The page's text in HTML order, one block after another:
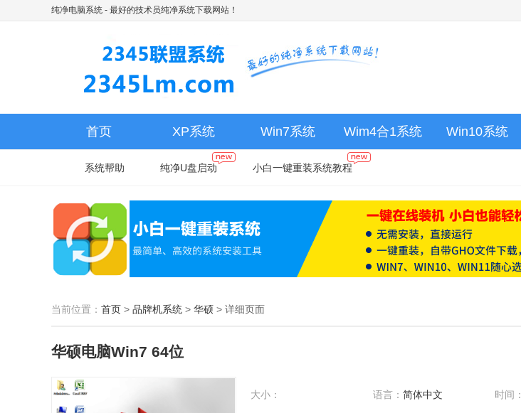
纯净电脑系统 - 最好的技术员纯净系统下载网站！
首页 XP系统 Win7系统 Wim4合1系统 Win10系统
系统帮助 纯净U盘启动 小白一键重装系统教程
当前位置： 首页 > 品牌机系统 > 华硕 > 详细页面
华硕电脑Win7 64位
大小： 语言： 简体中文 时间：